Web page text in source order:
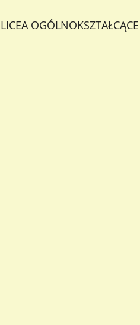
OGÓLNOKSZTAŁCĄCE